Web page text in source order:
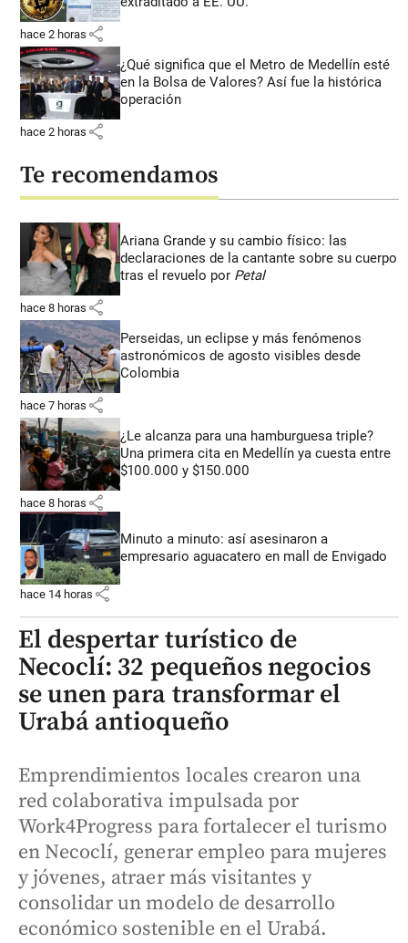
hace 2 horas share
¿Qué significa que el Metro de Medellín esté
en la Bolsa de Valores? Así fue la histórica
operación
hace 2 horas share
Te recomendamos
Ariana Grande y su cambio físico: las
declaraciones de la cantante sobre su cuerpo
tras el revuelo por Petal
hace 8 horas share
Perseidas, un eclipse y más fenómenos
astronómicos de agosto visibles desde
Colombia
hace 7 horas share
¿Le alcanza para una hamburguesa triple?
Una primera cita en Medellín ya cuesta entre
$100.000 y $150.000
hace 8 horas share
Minuto a minuto: así asesinaron a
empresario aguacatero en mall de Envigado
hace 14 horas share
El despertar turístico de
Necoclí: 32 pequeños negocios
se unen para transformar el
Urabá antioqueño
Emprendimientos locales crearon una
red colaborativa impulsada por
Work4Progress para fortalecer el turismo
en Necoclí, generar empleo para mujeres
y jóvenes, atraer más visitantes y
consolidar un modelo de desarrollo
económico sostenible en el Urabá.